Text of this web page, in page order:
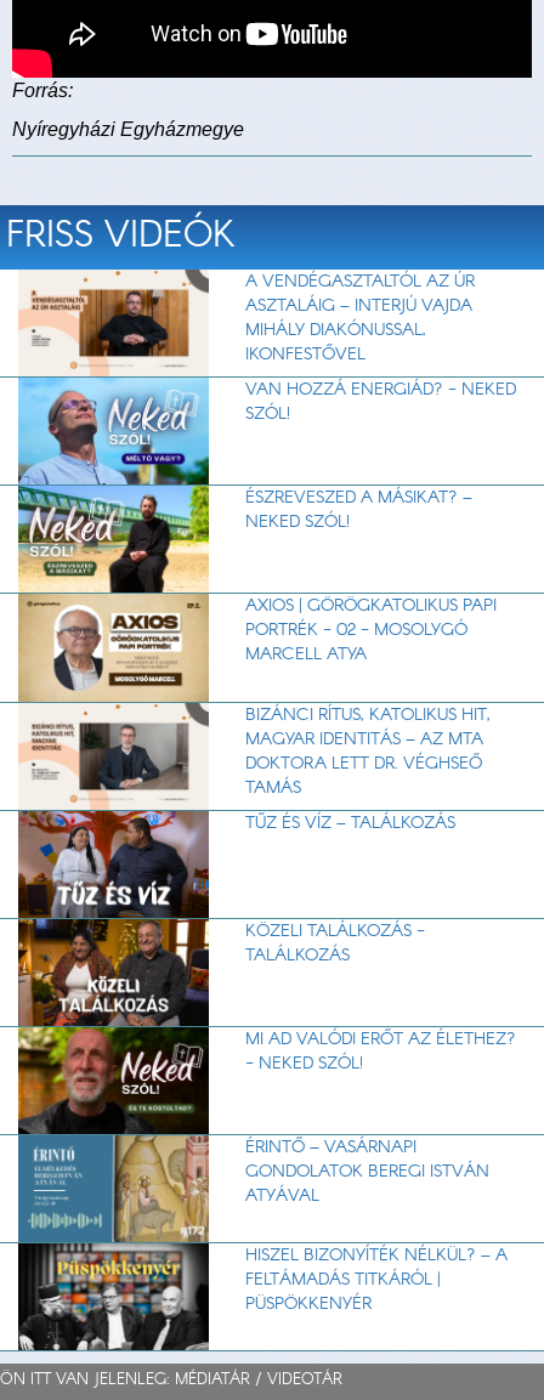
Forrás:
Nyíregyházi Egyházmegye
FRISS VIDEÓK
A VENDÉGASZTALTÓL AZ ÚR
ASZTALÁIG – INTERJÚ VAJDA
MIHÁLY DIAKÓNUSSAL,
IKONFESTŐVEL
VAN HOZZÁ ENERGIÁD? - NEKED
SZÓL!
ÉSZREVESZED A MÁSIKAT? –
NEKED SZÓL!
AXIOS | GÖRÖGKATOLIKUS PAPI
PORTRÉK - 02 - MOSOLYGÓ
MARCELL ATYA
BIZÁNCI RÍTUS, KATOLIKUS HIT,
MAGYAR IDENTITÁS – AZ MTA
DOKTORA LETT DR. VÉGHSEŐ
TAMÁS
TŰZ ÉS VÍZ – TALÁLKOZÁS
KÖZELI TALÁLKOZÁS -
TALÁLKOZÁS
MI AD VALÓDI ERŐT AZ ÉLETHEZ?
- NEKED SZÓL!
ÉRINTŐ – VASÁRNAPI
GONDOLATOK BEREGI ISTVÁN
ATYÁVAL
HISZEL BIZONYÍTÉK NÉLKÜL? – A
FELTÁMADÁS TITKÁRÓL |
PÜSPÖKKENYÉR
ÖN ITT VAN JELENLEG: MÉDIATÁR / VIDEOTÁR